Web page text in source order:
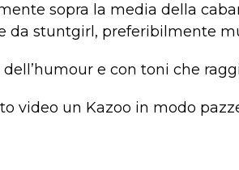
sopra la media della
da stuntgirl, preferibilmente
dell’humour e con toni che
video un Kazoo in modo